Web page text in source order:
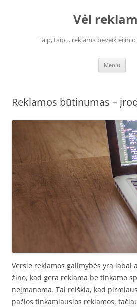
Vėl
Taip, taip… reklama beveik
Meniu
Reklamos būtinumas –
Versle reklamos galimybės yra labai
žino, kad gera reklama be tinkamo
neįmanoma. Tai reiškia, kad
pačios tinkamiausios reklamos,